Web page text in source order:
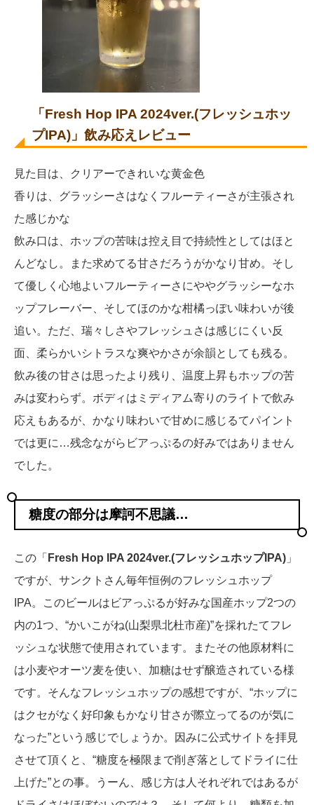
「Fresh Hop IPA 2024ver.(フレッシュホッ
プIPA)」飲み応えレビュー
見た目は、クリアーできれいな黄金色
香りは、グラッシーさはなくフルーティーさが主張され
た感じかな
飲み口は、ホップの苦味は控え目で持続性としてはほと
んどなし。また求めてる甘さだろうがかなり甘め。そし
て優しく心地よいフルーティーさにややグラッシーなホ
ップフレーバー、そしてほのかな柑橘っぽい味わいが後
追い。ただ、瑞々しさやフレッシュさは感じにくい反
面、柔らかいシトラスな爽やかさが余韻としても残る。
飲み後の甘さは思ったより残り、温度上昇もホップの苦
みは変わらず。ボディはミディアム寄りのライトで飲み
応えもあるが、かなり味わいで甘めに感じるてパイント
では更に…残念ながらビアっぷるの好みではありません
でした。
糖度の部分は摩訶不思議…
この「 Fresh Hop IPA 2024ver.(フレッシュホップIPA) 」
ですが、サンクトさん毎年恒例のフレッシュホップ
IPA。このビールはビアっぷるが好みな国産ホップ2つの
内の1つ、“かいこがね(山梨県北杜市産)”を採れたてフレ
ッシュな状態で使用されています。またその他原材料に
は小麦やオーツ麦を使い、加糖はせず醸造されている様
です。そんなフレッシュホップの感想ですが、“ホップに
はクセがなく好印象もかなり甘さが際立ってるのが気に
なった”という感じでしょうか。因みに公式サイトを拝見
させて頂くと、“糖度を極限まで削ぎ落としてドライに仕
上げた”との事。うーん、感じ方は人それぞれではあるが